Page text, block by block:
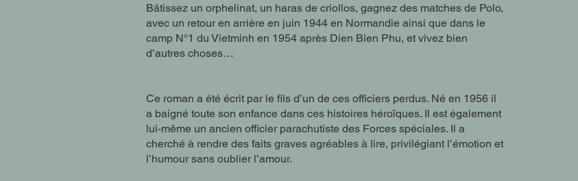
Bâtissez un orphelinat, un haras de criollos, gagnez des matches de Polo,
avec un retour en arrière en juin 1944 en Normandie ainsi que dans le
camp N°1 du Vietminh en 1954 après Dien Bien Phu, et vivez bien
d’autres choses…
Ce roman a été écrit par le fils d’un de ces officiers perdus. Né en 1956 il
a baigné toute son enfance dans ces histoires héroïques. Il est également
lui-même un ancien officier parachutiste des Forces spéciales. Il a
cherché à rendre des faits graves agréables à lire, privilégiant l’émotion et
l’humour sans oublier l’amour.